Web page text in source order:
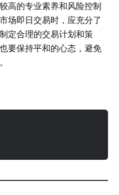
高的专业素养和风险控制
场即日交易时，应充分了
定合理的交易计划和策
要保持平和的心态，避免